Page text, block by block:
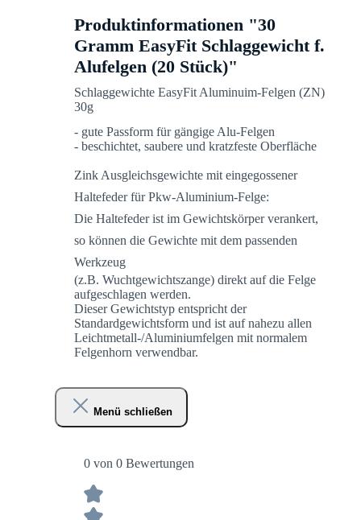
Produktinformationen "30
Gramm EasyFit Schlaggewicht f.
Alufelgen (20 Stück)"
Schlaggewichte EasyFit Aluminuim-Felgen (ZN)
30g
- gute Passform für gängige Alu-Felgen
- beschichtet, saubere und kratzfeste Oberfläche
Zink Ausgleichsgewichte mit eingegossener
Haltefeder für Pkw-Aluminium-Felge:
Die Haltefeder ist im Gewichtskörper verankert,
so können die Gewichte mit dem passenden
Werkzeug
(z.B. Wuchtgewichtszange) direkt auf die Felge
aufgeschlagen werden.
Dieser Gewichtstyp entspricht der
Standardgewichtsform und ist auf nahezu allen
Leichtmetall-/Aluminiumfelgen mit normalem
Felgenhorn verwendbar.
Menü schließen
0 von 0 Bewertungen